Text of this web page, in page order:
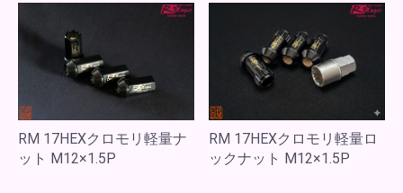
RM 17HEXクロモリ軽量ナ
ット M12×1.5P
RM 17HEXクロモリ軽量ロ
ックナット M12×1.5P